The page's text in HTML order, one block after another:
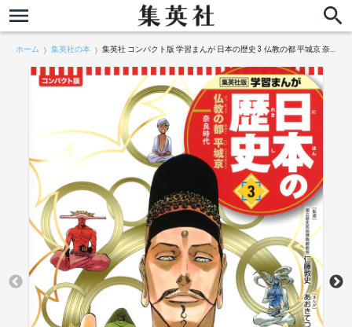
ホーム 集英社の本 集英社 コンパクト版 学習まんが 日本の歴史 3 仏教の都 平城京 奈良時代